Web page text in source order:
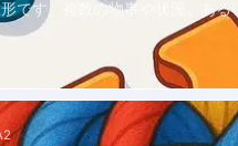
です。複数の物事や状況、あ